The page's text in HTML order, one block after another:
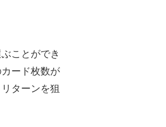
ことができ
ード枚数が
ターンを狙